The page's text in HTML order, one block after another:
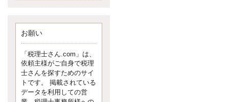
ダメと思う前に、全力で勝負して
みたいです！
京都のやわらか女性税理
イクメン税理士による税金
ブログです。
お願い
「税理士さん.com」は、
依頼主様がご自身で税理
士さんを探すためのサイ
トです。 掲載されている
データを利用しての営